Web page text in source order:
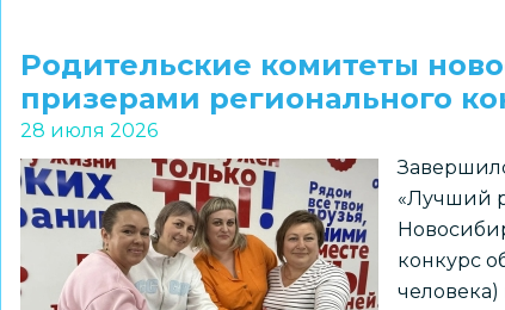
стал
победителем
конкурса
экскурсионных
проектов
«Памятные
места
моего
Родительские комитеты
призерами регионального
28 июля 2026
«Лучший
конкурс